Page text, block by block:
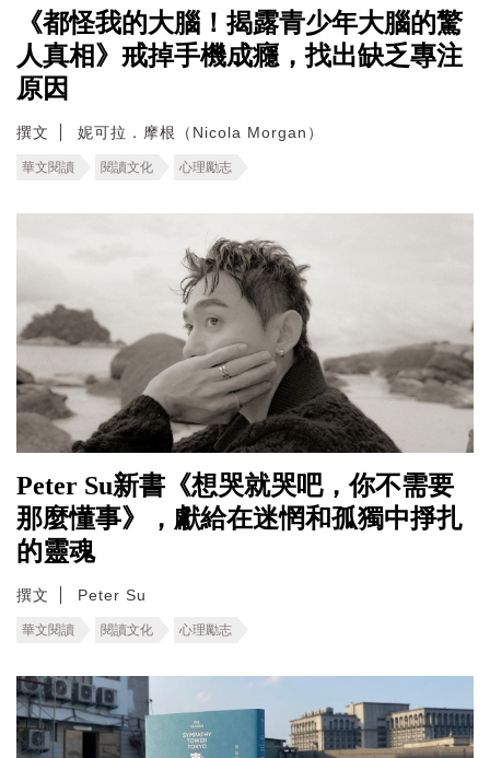
《都怪我的大腦！揭露青少年大腦的驚
人真相》戒掉手機成癮，找出缺乏專注
原因
撰文 妮可拉．摩根（Nicola Morgan）
華文閱讀 閱讀文化 心理勵志
Peter Su新書《想哭就哭吧，你不需要
那麼懂事》，獻給在迷惘和孤獨中掙扎
的靈魂
撰文 Peter Su
華文閱讀 閱讀文化 心理勵志